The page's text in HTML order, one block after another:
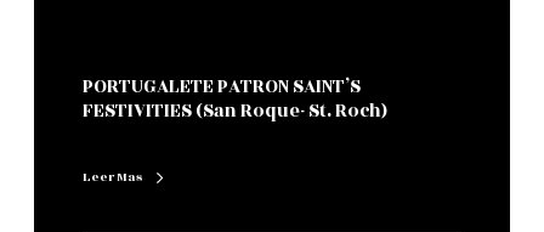
PORTUGALETE PATRON SAINT’S
FESTIVITIES (San Roque- St. Roch)
Leer Mas